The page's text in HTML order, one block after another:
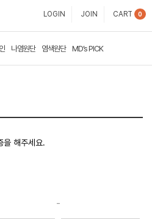
LOGIN JOIN CART 0
나염원단 염색원단 MD’s PICK
을 해주세요.